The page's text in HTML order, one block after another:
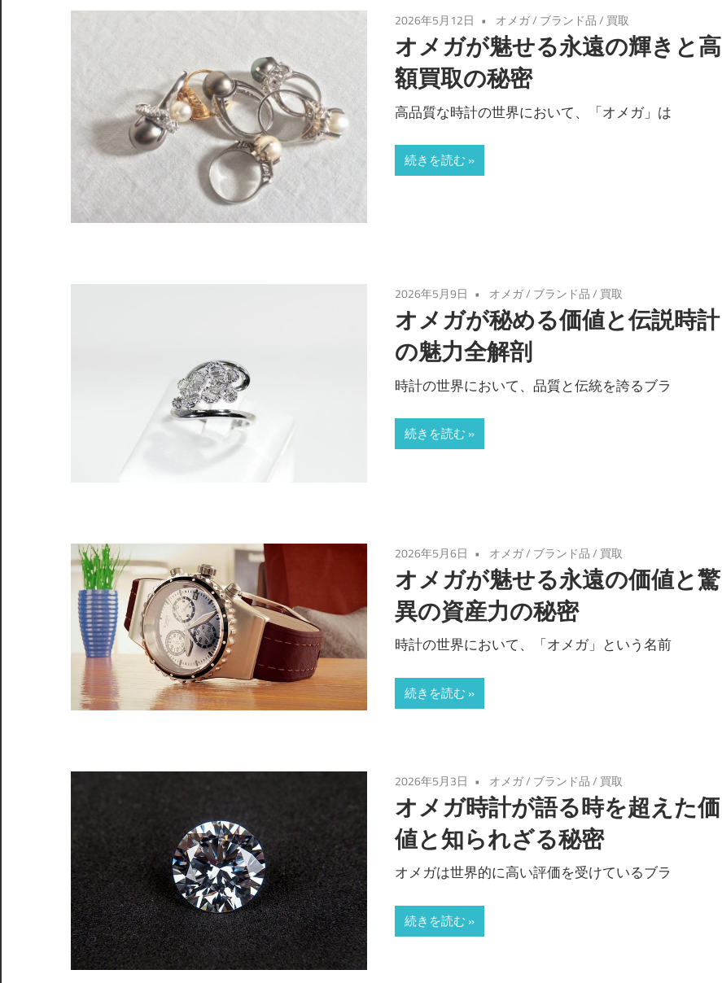
2026年5月12日 オメガ/ ブランド品/ 買取
オメガが魅せる永遠の輝きと高
額買取の秘密
高品質な時計の世界において、「オメガ」は
続きを読む
2026年5月9日 オメガ/ ブランド品/ 買取
オメガが秘める価値と伝説時計
の魅力全解剖
時計の世界において、品質と伝統を誇るブラ
続きを読む
2026年5月6日 オメガ/ ブランド品/ 買取
オメガが魅せる永遠の価値と驚
異の資産力の秘密
時計の世界において、「オメガ」という名前
続きを読む
2026年5月3日 オメガ/ ブランド品/ 買取
オメガ時計が語る時を超えた価
値と知られざる秘密
オメガは世界的に高い評価を受けているブラ
続きを読む